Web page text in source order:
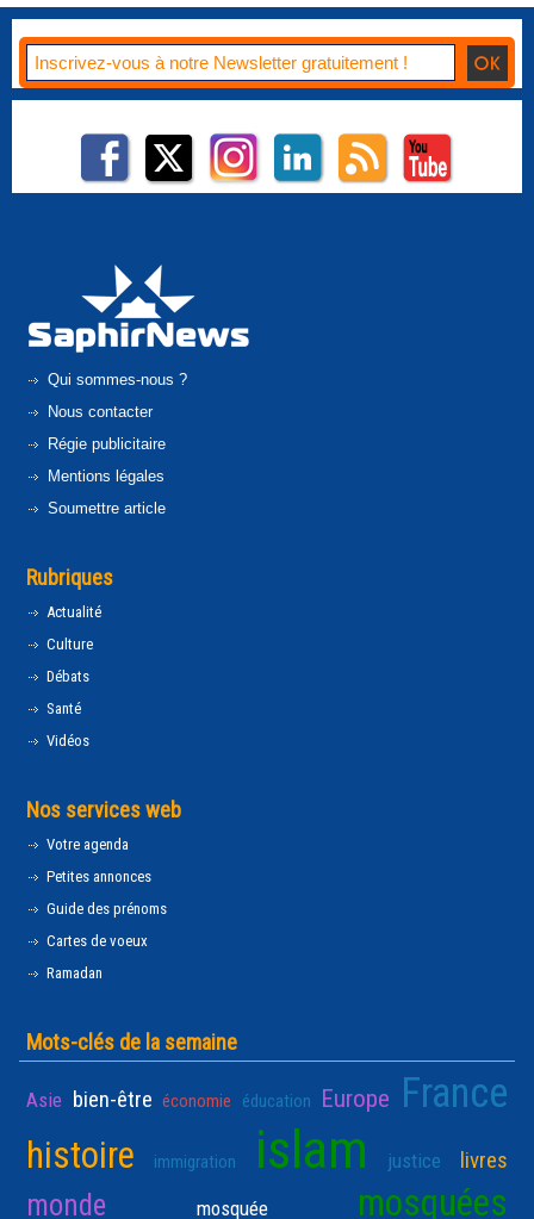
Qui sommes-nous ?
Nous contacter
Régie publicitaire
Mentions légales
Soumettre article
Rubriques
Actualité
Culture
Débats
Santé
Vidéos
Nos services web
Votre agenda
Petites annonces
Guide des prénoms
Cartes de voeux
Ramadan
Mots-clés de la semaine
Asie bien-être économie éducation Europe France
histoire immigration islam justice livres
monde mosquée mosquées